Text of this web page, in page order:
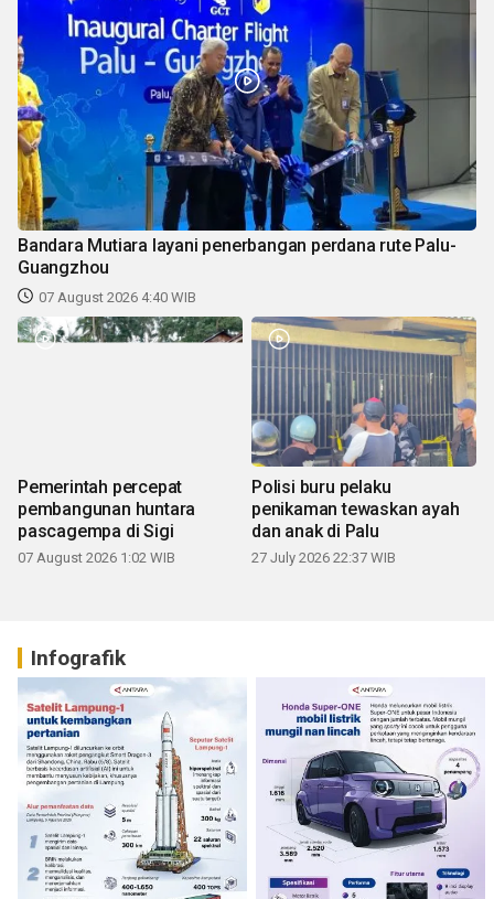
Bandara Mutiara layani penerbangan perdana rute Palu-
Guangzhou
07 August 2026 4:40 WIB
Pemerintah percepat
pembangunan huntara
pascagempa di Sigi
07 August 2026 1:02 WIB
Polisi buru pelaku
penikaman tewaskan ayah
dan anak di Palu
27 July 2026 22:37 WIB
Infografik